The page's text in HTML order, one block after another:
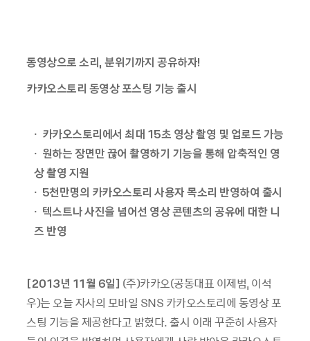
동영상으로 소리, 분위기까지 공유하자!
카카오스토리 동영상 포스팅 기능 출시
· 카카오스토리에서 최대 15초 영상 촬영 및 업로드 가능
· 원하는 장면만 끊어 촬영하기 기능을 통해 압축적인 영
상 촬영 지원
· 5천만명의 카카오스토리 사용자 목소리 반영하여 출시
· 텍스트나 사진을 넘어선 영상 콘텐츠의 공유에 대한 니
즈 반영
[2013년 11월 6일] (주)카카오(공동대표 이제범, 이석
우)는 오늘 자사의 모바일 SNS 카카오스토리에 동영상 포
스팅 기능을 제공한다고 밝혔다.출시 이래 꾸준히 사용자